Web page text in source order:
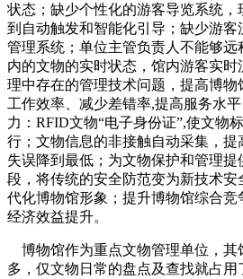
状态；缺少个性化的游客导览系统
到自动触发和智能化引导；缺少游
管理系统；单位主管负责人不能够
内的文物的实时状态，馆内游客实
理中存在的管理技术问题，提高博
工作效率、减少差错率,提高服务水
力：RFID文物“电子身份证”,使文物
行；文物信息的非接触自动采集，
失误降到最低；为文物保护和管理
段，将传统的安全防范变为新技术
代化博物馆形象；提升博物馆综合
经济效益提升。
博物馆作为重点文物管理单位，其
多，仅文物日常的盘点及查找就占